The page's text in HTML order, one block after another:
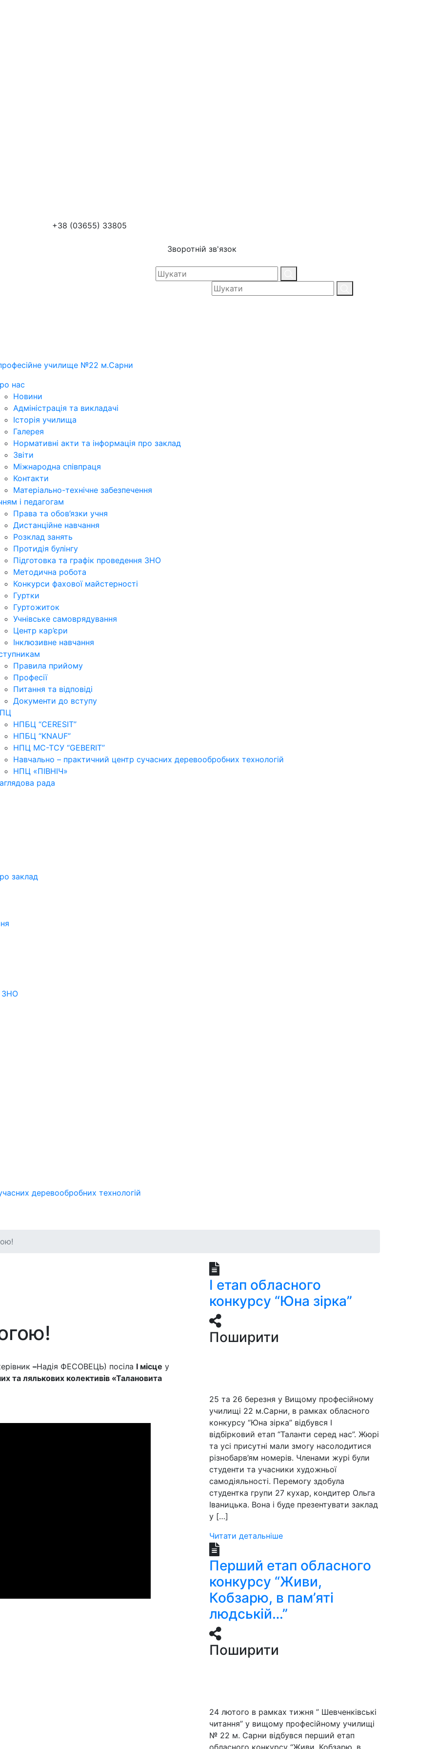
+38 (03655) 33805
Зворотній зв'язок
училище №22 м.Сарни
нас
Новини
Адміністрація та викладачі
Історія училища
Галерея
Нормативні акти та інформація про заклад
Звіти
Міжнародна співпраця
Контакти
Матеріально-технічне забезпечення
і педагогам
Права та обов’язки учня
Дистанційне навчання
Розклад занять
Протидія булінгу
Підготовка та графік проведення ЗНО
Методична робота
Конкурси фахової майстерності
Гуртки
Гуртожиток
Учнівське самоврядування
Центр кар’єри
Інклюзивне навчання
Правила прийому
Професії
Питання та відповіді
Документи до вступу
НПБЦ “CERESIT”
НПБЦ “KNAUF”
НПЦ МС-ТСУ “GEBERIT”
Навчально – практичний центр сучасних деревообробних технологій
НПЦ «ПІВНІЧ»
рада
заклад
ЗНО
деревообробних технологій
–Надія ФЕСОВЕЦЬ) посіла І місце у
та лялькових колективів «Талановита
І етап обласного
конкурсу “Юна зірка”
Поширити
25 та 26 березня у Вищому професійному
училищі 22 м.Сарни, в рамках обласного
конкурсу “Юна зірка” відбувся І
відбірковий етап “Таланти серед нас”. Жюрі
та усі присутні мали змогу насолодитися
різнобарв’ям номерів. Членами журі були
студенти та учасники художньої
самодіяльності. Перемогу здобула
студентка групи 27 кухар, кондитер Ольга
Іваницька. Вона і буде презентувати заклад
у […]
Читати детальніше
Перший етап обласного
конкурсу “Живи,
Кобзарю, в пам’яті
людській…”
Поширити
24 лютого в рамках тижня ” Шевченківські
читання” у вищому професійному училищі
№ 22 м. Сарни відбувся перший етап
обласного конкурсу “Живи, Кобзарю, в